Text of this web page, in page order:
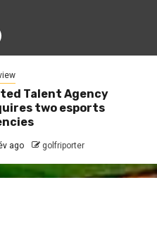
Talent Agency
two esports
ago golfriporter